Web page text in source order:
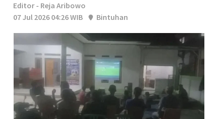
Editor - Reja Aribowo
07 Jul 2026 04:26 WIB
Bintuhan